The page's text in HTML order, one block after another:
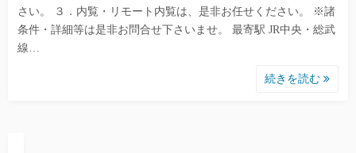
さい。 ３．内覧・リモート内覧は、是非お任せください。 ※諸
条件・詳細等は是非お問合せ下さいませ。 最寄駅 JR中央・総武
線…
続きを読む